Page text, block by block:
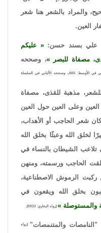
والمراد بالشعر هنا شعر
العين.
علي بسند حسن:
عليكم
مصفاة للبصر ، وصححه
[رواه الطبراني في الأوسط: 665,، وصححه الألباني في السلسلة
مذهبة للقذى، مصفاة
وعلى العين حول العين
شعر الحاجب أو الأهداب،
لخلق الله وعبثًا بخلق الله
تلاعب الشيطان بالنساء في
الحاجب ورسمته، ومنهن
الرموش الاصطناعية،
بخلق الله ويقعون في
والمستوصلة [رواه البخاري: 5933].
والمتنمصات" [رواه